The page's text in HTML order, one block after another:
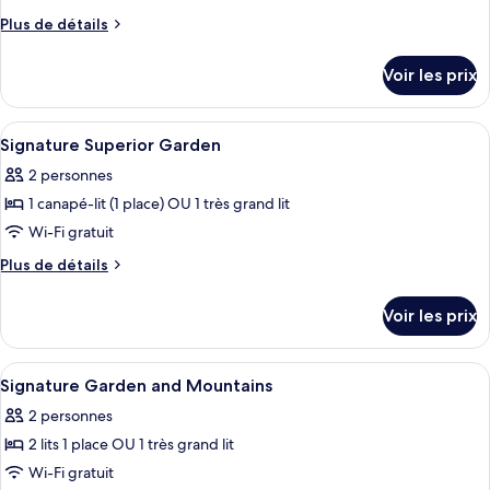
(Superior
Ocean)
ce
chambre :
Signature
Classic
Ocean
Plus de détails
Plus
le
type
de
chambre
Signature
Classic
Voir les prix
Afficher
toutes
les
photos
pour
ce
chambre :
Signature
Superior
Garden
Minibar, coffres-forts dans les
5
Signature Superior Garden
2 personnes
1 canapé-lit (1 place) OU 1 très grand lit
Wi-Fi gratuit
Plus de détails
Plus
le
type
de
chambre
Signature
Superior
Voir les prix
Afficher
toutes
les
photos
pour
Minibar, coffres-forts dans les
7
Signature Garden and Mountains
2 personnes
2 lits 1 place OU 1 très grand lit
Wi-Fi gratuit